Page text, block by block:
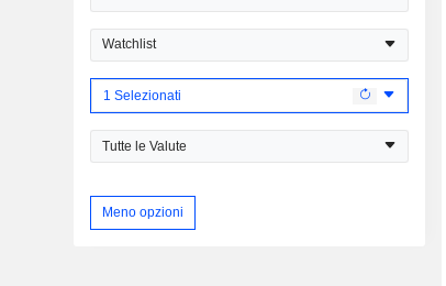
Watchlist
1 Selezionati
Tutte le Valute
Meno opzioni